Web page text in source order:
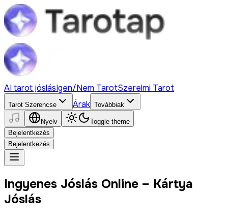
AI tarot jóslásIgen/Nem TarotSzerelmi Tarot
Tarot Szerencse Árak Továbbiak
Nyelv
Toggle theme
Bejelentkezés
Bejelentkezés
Ingyenes Jóslás Online – Kártya
Jóslás